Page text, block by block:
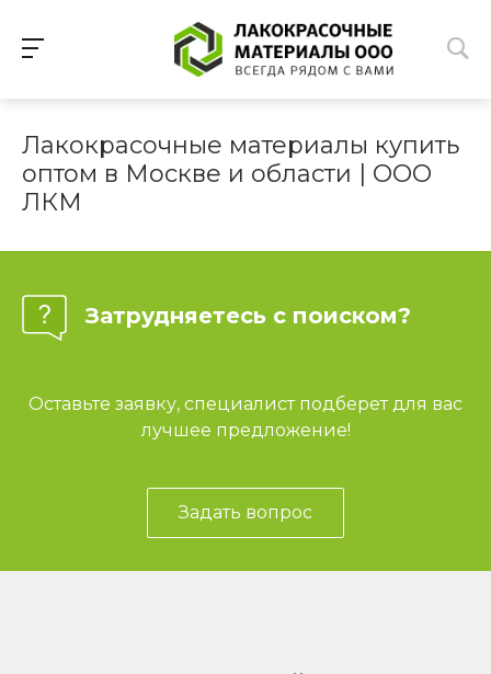
Лакокрасочные материалы купить
оптом в Москве и области | ООО
ЛКМ
Затрудняетесь с поиском?
Оставьте заявку, специалист подберет для вас
лучшее предложение!
Задать вопрос